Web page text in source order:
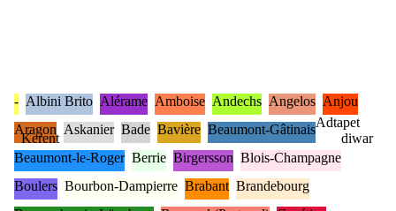
Kerent
- Albini Brito Alérame Amboise Andechs Angelos Anjou
Aragon Askanier Bade Bavière Beaumont-Gâtinais
Beaumont-le-Roger Berrie Birgersson Blois-Champagne
Boulers Bourbon-Dampierre Brabant Brandebourg
Adtapet
diwar